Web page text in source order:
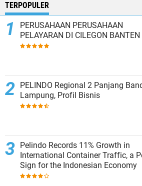
TERPOPULER
PERUSAHAAN PERUSAHAAN
PELAYARAN DI CILEGON BANTEN
PELINDO Regional 2 Panjang Bandar
Lampung, Profil Bisnis
Pelindo Records 11% Growth in
International Container Traffic, a
Sign for the Indonesian Economy